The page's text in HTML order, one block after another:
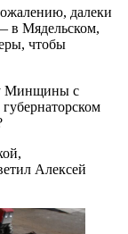
далеки
в Мядельском,
чтобы
Минщины с
Алексей